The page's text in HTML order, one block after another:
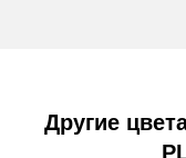
Другие